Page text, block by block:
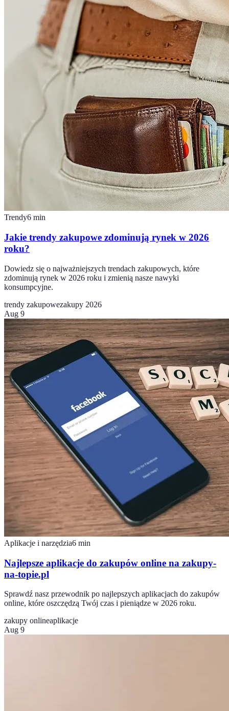
Trendy6 min
Jakie trendy zakupowe zdominują rynek w 2026
roku?
Dowiedz się o najważniejszych trendach zakupowych, które
zdominują rynek w 2026 roku i zmienią nasze nawyki
konsumpcyjne.
trendy zakupowezakupy 2026
Aug 9
Aplikacje i narzędzia6 min
Najlepsze aplikacje do zakupów online na zakupy-
na-topie.pl
Sprawdź nasz przewodnik po najlepszych aplikacjach do zakupów
online, które oszczędzą Twój czas i pieniądze w 2026 roku.
zakupy onlineaplikacje
Aug 9